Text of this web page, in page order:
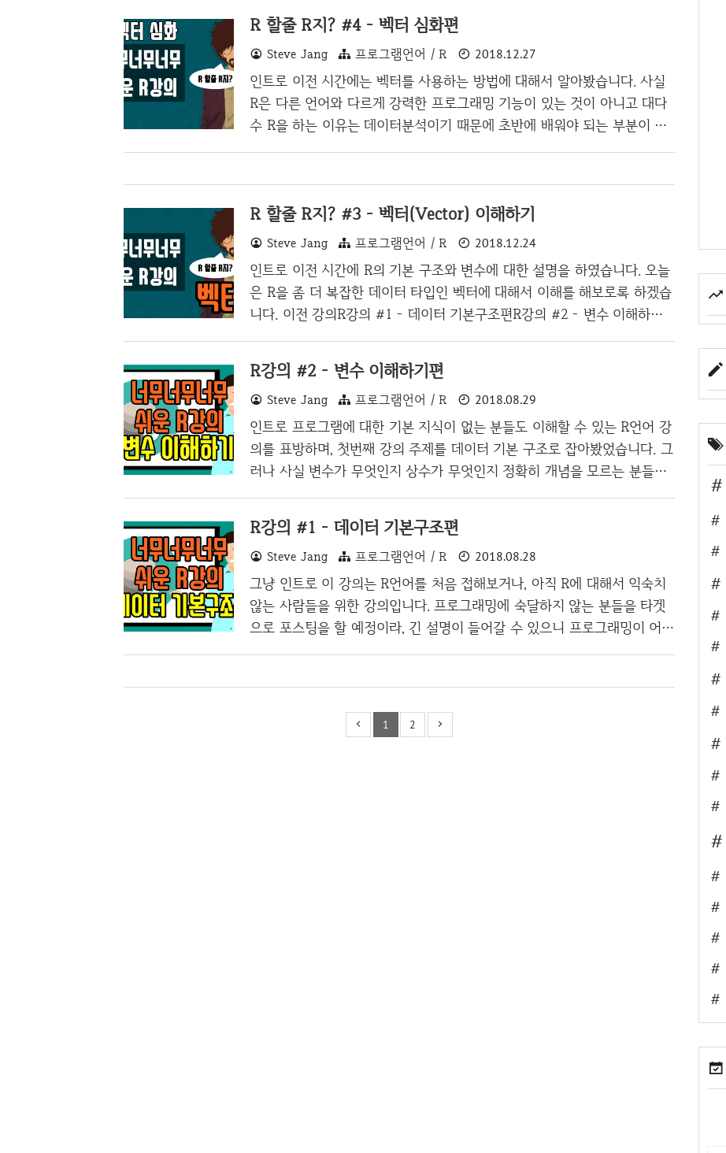
러닝이나 데이터 분석 등에 매우 유용하게 쓰입니다. 물론 데이터를 최종적
으로 이쁘게 출력해주는 비주얼 적인면도 있지만, 제일 좋은건 강력한 기능
들을 쉽게 다루는 것이겠지요. 벡터 연산 R은 일반적인 언어와 다르게 벡터
와 같은 데이터를 매우 쉽고 강력하게 다룰 수 있는 방법을 제공합니다. 아
래는 쉽게 벡터들을 연산하는 방법들입니다. > a b d d ## [1] 10 11 12 13
14 15 16 17 18 1..
R 할줄 R지? #4 - 벡터 심화편
Steve Jang 프로그램언어 / R 2018.12.27
인트로 이전 시간에는 벡터를 사용하는 방법에 대해서 알아봤습니다. 사실
R은 다른 언어와 다르게 강력한 프로그래밍 기능이 있는 것이 아니고 대다
수 R을 하는 이유는 데이터분석이기 때문에 초반에 배워야 되는 부분이 많
등등 다양한 강력한 기능들을 제공해주기 때문에 초반에 기초를 확실히 잡
아두는 것이 좋습니다. Java처럼 객체지향을 공부해야 되는 것이 아니니,
초반에 약간 지루할 수 있어도 변수, 벡터, 리스트 등의 데이터 구조를 확실
대한 포스팅입니다. 저번 강의보다는 조금 더 흥미로울 수..
R 할줄 R지? #3 - 벡터(Vector) 이해하기
Steve Jang 프로그램언어 / R 2018.12.24
인트로 이전 시간에 R의 기본 구조와 변수에 대한 설명을 하였습니다. 오늘
은 R을 좀 더 복잡한 데이터 타입인 벡터에 대해서 이해를 해보로록 하겠습
니다. 이전 강의R강의 #1 - 데이터 기본구조편R강의 #2 - 변수 이해하기
것을 다들 들어보셨을 겁니다. 누구는 저 말을 보자마자 R을 끄고 싶을지 모
르겠지만 최소한 컴퓨터에서는 수학시간보다는 재미있으니 조금만 참고 이
개념을 이해하셨으면 좋겠습니다. 일단 벡터는 같은 데이터의 타입의 배열
데이터를 의미합니다. 즉, 숫자들이라면 숫자의 모음... 문자형이라면 문자들
의 배열형을 뜻합니다. 벡터 생성x
R강의 #2 - 변수 이해하기편
Steve Jang 프로그램언어 / R 2018.08.29
인트로 프로그램에 대한 기본 지식이 없는 분들도 이해할 수 있는 R언어 강
의를 표방하며, 첫번째 강의 주제를 데이터 기본 구조로 잡아봤었습니다. 그
러나 사실 변수가 무엇인지 상수가 무엇인지 정확히 개념을 모르는 분들은
대해서 알아보도록 하겠습니다. 변수의 사전적 의미 변수에서 사용되는 한
자 변은 "변하다 변(變)" 입니다.즉, 값이 계속 바뀐다는 것이죠. 쉽게 생각
하면, 어떤 값이 계속 바뀔 수 있다면 변수로 지정을 하면 됩니다. 어떤 사람
의 키라든지, 성적, 월급 이 세상의 거의 대부분의 값은 계속 변하기 때문에
사실 변수가 아닌 것을 찾기가 힘이 들지 모르겠네요. 변수의 반대말은 상수
인데, 파이(3.14), 광복절(8.15) 이..
R강의 #1 - 데이터 기본구조편
Steve Jang 프로그램언어 / R 2018.08.28
그냥 인트로 이 강의는 R언어를 처음 접해보거나, 아직 R에 대해서 익숙치
않는 사람들을 위한 강의입니다. 프로그래밍에 숙달하지 않는 분들을 타겟
으로 포스팅을 할 예정이라, 긴 설명이 들어갈 수 있으니 프로그래밍이 어느
을 할 줄 모르면 솔직히 이건 아니지라는 생각도 들었고, 주변 비개발자 분
들중에서 파이선이나 자바는 어렵더라도 R은 어느정도 이해하는 모습을 보
고, 그래도 R이 타 언어보다 편하구나라는 것을 느껴서 데이터 분석의 강의
1 2